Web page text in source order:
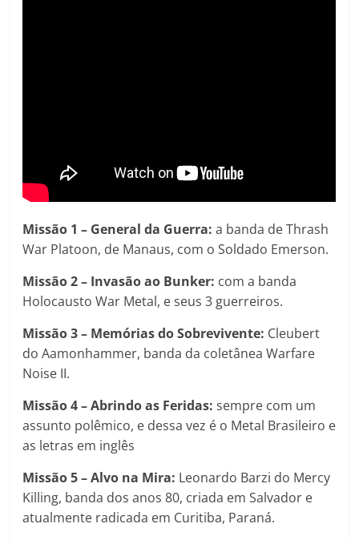
Missão 1 – General da Guerra: a banda de Thrash
War Platoon, de Manaus, com o Soldado Emerson.
Missão 2 – Invasão ao Bunker: com a banda
Holocausto War Metal, e seus 3 guerreiros.
Missão 3 – Memórias do Sobrevivente: Cleubert
do Aamonhammer, banda da coletânea Warfare
Noise II.
Missão 4 – Abrindo as Feridas: sempre com um
assunto polêmico, e dessa vez é o Metal Brasileiro e
as letras em inglês
Missão 5 – Alvo na Mira: Leonardo Barzi do Mercy
Killing, banda dos anos 80, criada em Salvador e
atualmente radicada em Curitiba, Paraná.